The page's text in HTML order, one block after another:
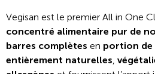
Vegisan est le premier All in One
concentré alimentaire pur de
barres complètes en portion de
entièrement naturelles,